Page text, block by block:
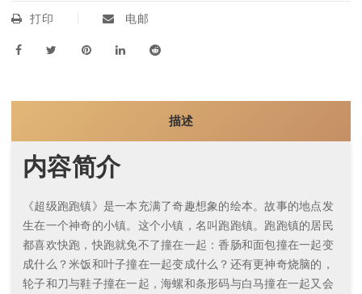
打印 电邮
描述
内容简介
《超级跑跑镇》是一本充满了奇趣想象的绘本。故事的地点发
生在一个神奇的小镇。这个小镇，名叫跑跑镇。跑跑镇的居民
都喜欢快跑，快跑就免不了撞在一起：香肠和面包撞在一起变
成什么？米饭和叶子撞在一起变成什么？还有更神奇烧脑的，
轮子和刀与鞋子撞在一起，海螺和条形码与白马撞在一起又会